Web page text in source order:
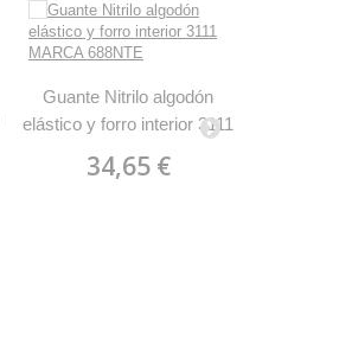
Guante Nitrilo algodón
elástico y forro interior 3111
34,65 €